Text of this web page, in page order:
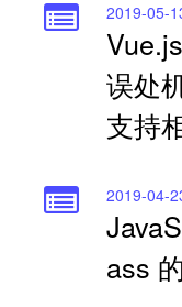
2019-05-
误处
支持
2019-04-
ass